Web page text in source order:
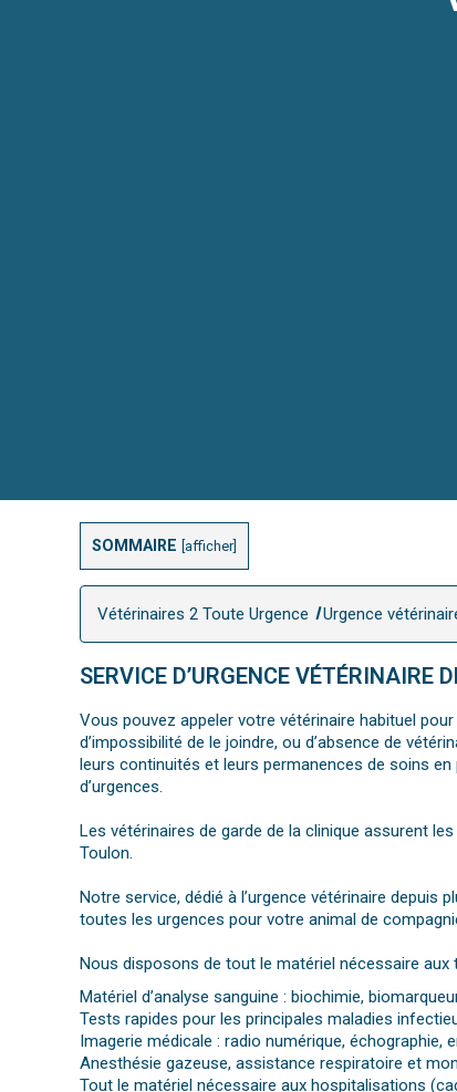
SOMMAIRE afficher
Vétérinaires 2 Toute Urgence Urgence
SERVICE D’URGENCE VÉTÉRINAIRE
Vous pouvez appeler votre vétérinaire habituel
d’impossibilité de le joindre, ou d’absence de
leurs continuités et leurs permanences de soins
d’urgences.
Les vétérinaires de garde de la clinique assurent
Toulon.
Notre service, dédié à l’urgence vétérinaire
toutes les urgences pour votre animal de
Nous disposons de tout le matériel nécessaire
Matériel d’analyse sanguine : biochimie,
Tests rapides pour les principales maladies
Imagerie médicale : radio numérique, échographie,
Anesthésie gazeuse, assistance respiratoire et
Tout le matériel nécessaire aux hospitalisations